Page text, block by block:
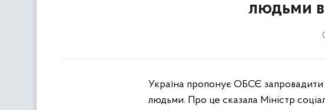
людьми в
Україна пропонує ОБСЄ запровадити
людьми. Про це сказала Міністр